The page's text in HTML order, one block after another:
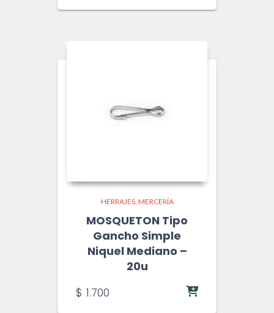
HERRAJES MERCERÍA
MOSQUETON Tipo
Gancho Simple
Niquel Mediano –
20u
$ 1.700